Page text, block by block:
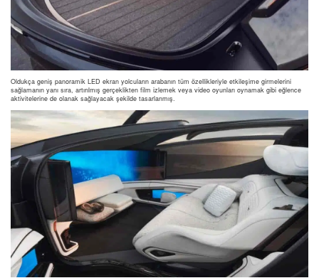
Oldukça geniş panoramik LED ekran yolcuların arabanın tüm özellikleriyle etkileşime girmelerini
sağlamanın yanı sıra, artırılmış gerçeklikten film izlemek veya video oyunları oynamak gibi eğlence
aktivitelerine de olanak sağlayacak şekilde tasarlanmış.